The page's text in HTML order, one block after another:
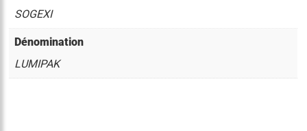
SOGEXI
Dénomination
LUMIPAK